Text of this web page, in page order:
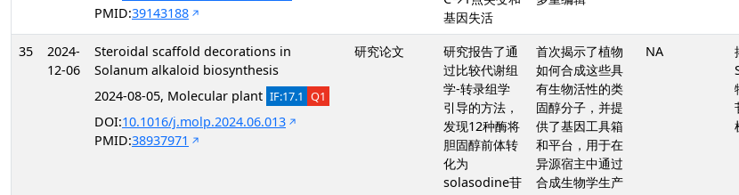
PMID:39143188
基因失活
35
2024-
12-06
Steroidal scaffold decorations in
Solanum alkaloid biosynthesis
2024-08-05, Molecular plant IF:17.1 Q1
DOI:10.1016/j.molp.2024.06.013
PMID:38937971
研究论文
研究报告了通
过比较代谢组
学-转录组学
引导的方法，
发现12种酶将
胆固醇前体转
化为
solasodine苷
首次揭示了植物
如何合成这些具
有生物活性的类
固醇分子，并提
供了基因工具箱
和平台，用于在
异源宿主中通过
合成生物学生产
NA